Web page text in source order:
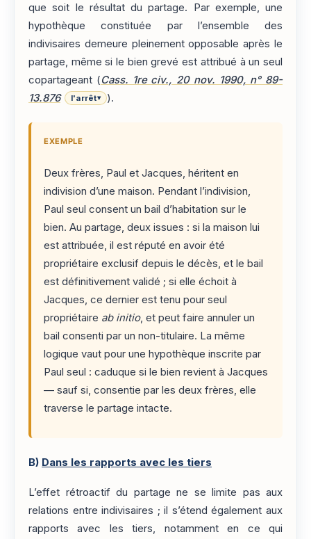
que soit le résultat du partage. Par exemple, une
hypothèque constituée par l’ensemble des
indivisaires demeure pleinement opposable après le
partage, même si le bien grevé est attribué à un seul
copartageant (Cass. 1re civ., 20 nov. 1990, n° 89-
13.876
l'arrêt▾ ).
EXEMPLE
Deux frères, Paul et Jacques, héritent en
indivision d’une maison. Pendant l’indivision,
Paul seul consent un bail d’habitation sur le
bien. Au partage, deux issues : si la maison lui
est attribuée, il est réputé en avoir été
propriétaire exclusif depuis le décès, et le bail
est définitivement validé ; si elle échoit à
Jacques, ce dernier est tenu pour seul
propriétaire ab initio, et peut faire annuler un
bail consenti par un non-titulaire. La même
logique vaut pour une hypothèque inscrite par
Paul seul : caduque si le bien revient à Jacques
— sauf si, consentie par les deux frères, elle
traverse le partage intacte.
B) Dans les rapports avec les tiers
L’effet rétroactif du partage ne se limite pas aux
relations entre indivisaires ; il s’étend également aux
rapports avec les tiers, notamment en ce qui